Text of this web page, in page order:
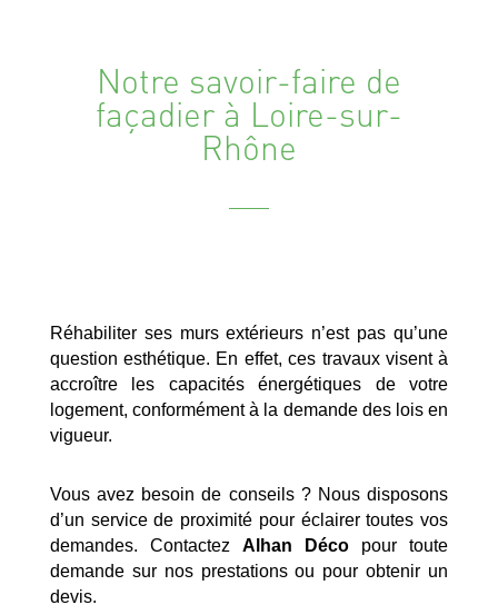
Notre savoir-faire de
façadier à Loire-sur-
Rhône
Réhabiliter ses murs extérieurs n’est pas qu’une
question esthétique. En effet, ces travaux visent à
accroître les capacités énergétiques de votre
logement, conformément à la demande des lois en
vigueur.
Vous avez besoin de conseils ? Nous disposons
d’un service de proximité pour éclairer toutes vos
demandes. Contactez Alhan Déco pour toute
demande sur nos prestations ou pour obtenir un
devis.